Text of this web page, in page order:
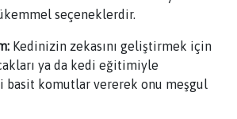
seçeneklerdir.
Kedinizin zekasını geliştirmek için
ya da kedi eğitimiyle
basit komutlar vererek onu meşgul